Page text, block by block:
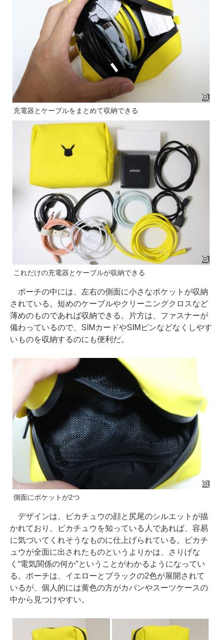
充電器とケーブルをまとめて収納できる
これだけの充電器とケーブルが収納できる
ポーチの中には、左右の側面に小さなポケットが収納
されている。短めのケーブルやクリーニングクロスなど
薄めのものであれば収納できる。片方は、ファスナーが
備わっているので、SIMカードやSIMピンなどなくしやす
いものを収納するのにも便利だ。
側面にポケットが2つ
デザインは、ピカチュウの顔と尻尾のシルエットが描
かれており、ピカチュウを知っている人であれば、容易
に気づいてくれそうなものに仕上げられている。ピカチ
ュウが全面に出されたものというよりかは、さりげな
く“電気関係の何か”ということがわかるようになってい
る。ポーチは、イエローとブラックの2色が展開されて
いるが、個人的には黄色の方がカバンやスーツケースの
中から見つけやすい。